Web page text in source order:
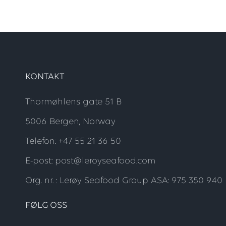
KONTAKT
Thormøhlens gate 51 B
5006 Bergen, Norway
Telefon: +47 55 21 36 50
E-post: post@leroyseafood.com
Org. nr. : Lerøy Seafood Group ASA: 975 350 940
FØLG OSS